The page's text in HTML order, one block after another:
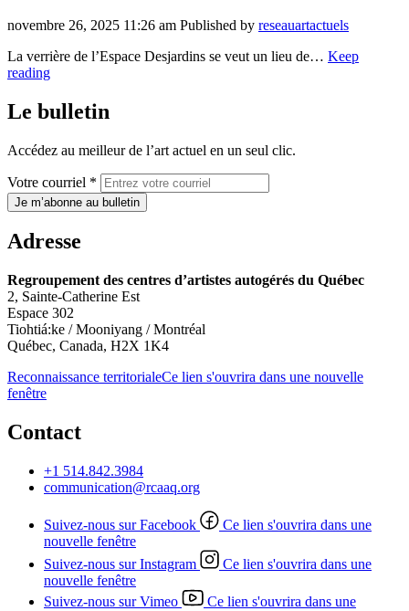
novembre 26, 2025 11:26 am Published by reseauartactuels
La verrière de l’Espace Desjardins se veut un lieu de… Keep
reading
Le bulletin
Accédez au meilleur de l’art actuel en un seul clic.
Votre courriel *
Je m’abonne au bulletin
Adresse
Regroupement des centres d’artistes autogérés du Québec
2, Sainte-Catherine Est
Espace 302
Tiohtiá:ke / Mooniyang / Montréal
Québec, Canada, H2X 1K4
Reconnaissance territorialeCe lien s'ouvrira dans une nouvelle
fenêtre
Contact
+1 514.842.3984
communication@rcaaq.org
Suivez-nous sur Facebook
Ce lien s'ouvrira dans une
nouvelle fenêtre
Suivez-nous sur Instagram
Ce lien s'ouvrira dans une
nouvelle fenêtre
Suivez-nous sur Vimeo
Ce lien s'ouvrira dans une